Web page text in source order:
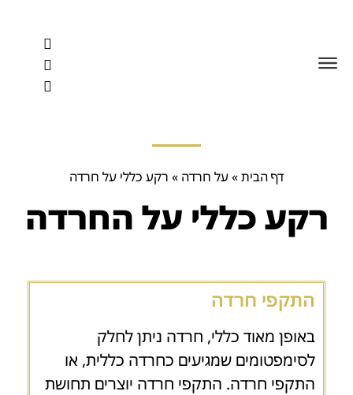
דף הבית»על חרדה » רקע כללי על חרדה
רקע כללי על החרדה
התקפי חרדה
באופן מאוד כללי, חרדה ניתן לחלק
לסימפטומים שמגיעים כחרדה כללית, או
התקפי חרדה. התקפי חרדה יוצרים תחושת